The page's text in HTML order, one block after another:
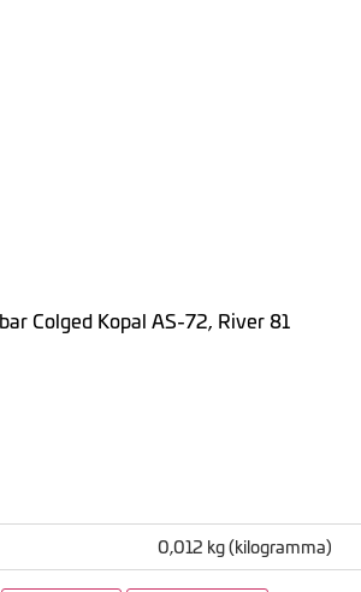
Colged Kopal AS-72, River 81
0,012 kg (kilogramma)